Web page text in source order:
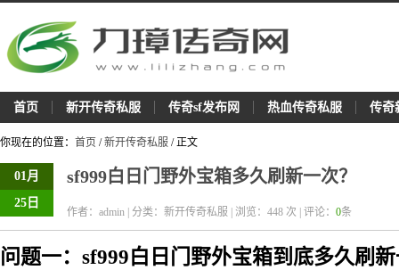
首页 新开传奇私服 传奇sf发布网 热血传奇私服 传奇
你现在的位置： 首页 /新开传奇私服 / 正文
01月
25日
sf999白日门野外宝箱多久刷新一次？
作者：admin | 分类：新开传奇私服 | 浏览： 448 次 | 评论： 0条
问题一：sf999白日门野外宝箱到底多久刷